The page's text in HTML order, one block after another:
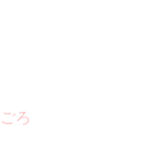
ろ